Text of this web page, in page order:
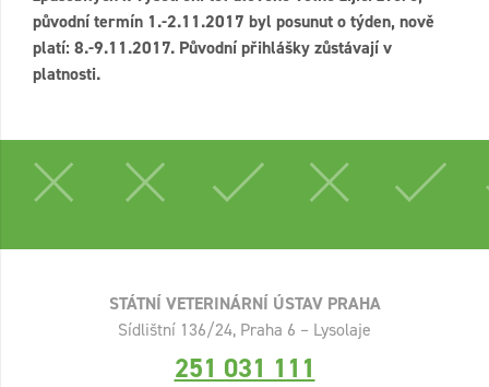
původní termín 1.-2.11.2017 byl posunut o týden, nově
platí: 8.-9.11.2017. Původní přihlášky zůstávají v
platnosti.
STÁTNÍ VETERINÁRNÍ ÚSTAV PRAHA
Sídlištní 136/24, Praha 6 – Lysolaje
251 031 111